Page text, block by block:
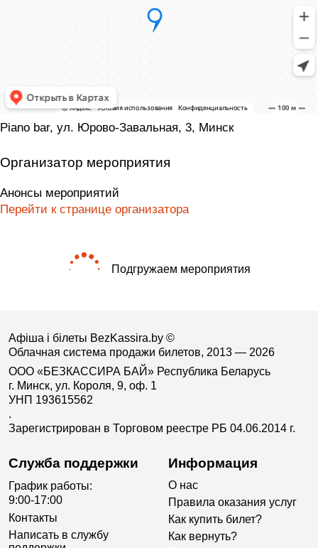
Piano bar, ул. Юрово-Завальная, 3, Минск
Организатор мероприятия
Анонсы мероприятий
Перейти к странице организатора
Подгружаем мероприятия
Афіша і білеты BezKassira.by ©
Облачная система продажи билетов, 2013 — 2026
ООО «БЕЗКАССИРА БАЙ» Республика Беларусь
г. Минск, ул. Короля, 9, оф. 1
УНП 193615562
.
Зарегистрирован в Торговом реестре РБ 04.06.2014 г.
Служба поддержки
График работы:
9:00-17:00
Контакты
Написать в службу
Информация
О нас
Правила оказания услуг
Как купить билет?
Как вернуть?